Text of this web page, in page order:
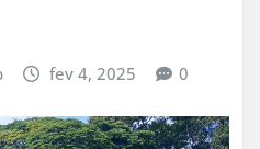
fev 4, 2025 0